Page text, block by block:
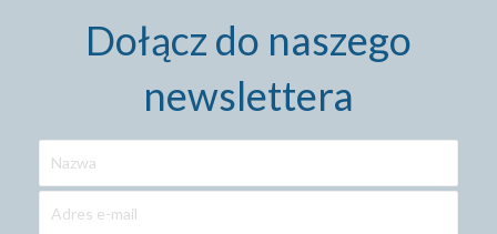
Dołącz do naszego
newslettera